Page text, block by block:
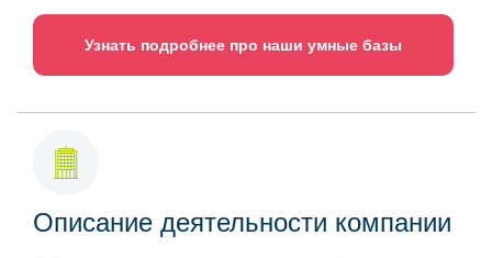
Узнать подробнее про наши умные базы
Описание деятельности компании